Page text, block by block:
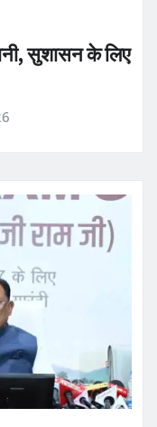
सुशासन के लिए